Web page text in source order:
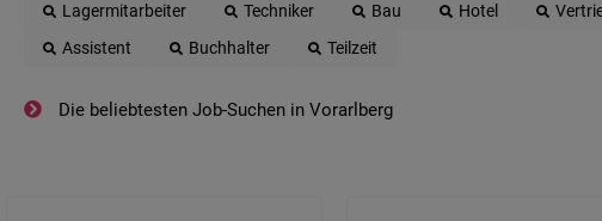
Lagermitarbeiter
Techniker Bau Hotel
Assistent
Buchhalter Teilzeit
Die beliebtesten Job-Suchen in Vorarlberg